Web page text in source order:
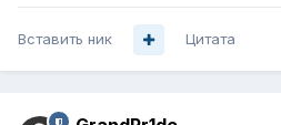
Вставить ник Цитата